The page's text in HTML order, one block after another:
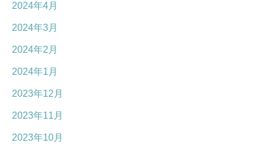
2024年4月
2024年3月
2024年2月
2024年1月
2023年12月
2023年11月
2023年10月